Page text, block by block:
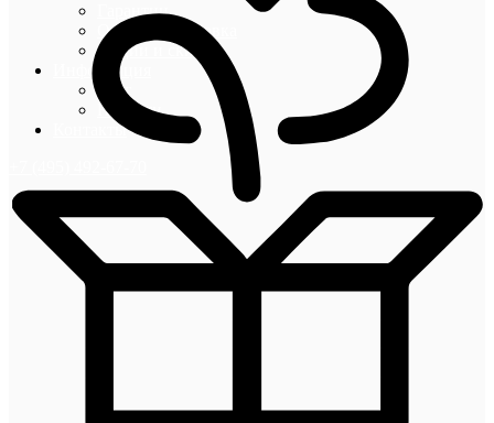
Гарантии
Оплата и доставка
Акции и скидки
Информация
Блог
Новости
Контакты